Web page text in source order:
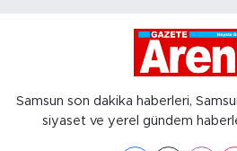
Samsun son dakika haberleri,
siyaset ve yerel gündem